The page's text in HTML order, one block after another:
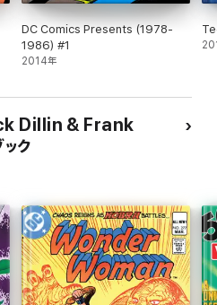
DC Comics Presents (1978-
1986) #1
2014年
Dillin & Frank
ク